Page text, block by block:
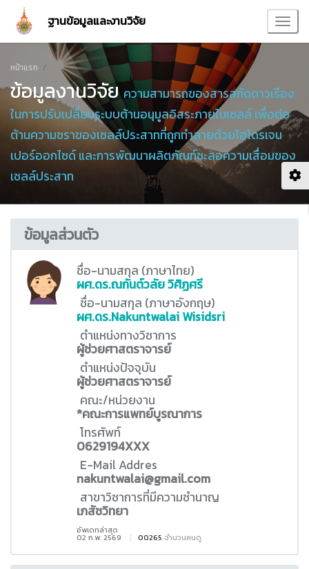
ฐานข้อมูลและงานวิจัย
หน้าแรก
ข้อมูลงานวิจัยความสามารถของสารสกัดดาวเรือง
ในการปรับเปลี่ยนระบบต้านอนุมูลอิสระภายในเซลล์ เพื่อต่อ
ต้านความชราของเซลล์ประสาทที่ถูกทำลายด้วยไฮโดรเจน
เปอร์ออกไซด์ และการพัฒนาผลิตภัณฑ์ชะลอความเสื่อมของ
เซลล์ประสาท
ข้อมูลส่วนตัว
ชื่อ-นามสกุล (ภาษาไทย)
ผศ.ดร.ณกันต์วลัย วิศิฏศรี
ชื่อ-นามสกุล (ภาษาอังกฤษ)
ผศ.ดร.Nakuntwalai Wisidsri
ตำแหน่งทางวิชาการ
ผู้ช่วยศาสตราจารย์
ตำแหน่งปัจจุบัน
ผู้ช่วยศาสตราจารย์
คณะ/หน่วยงาน
*คณะการแพทย์บูรณาการ
โทรศัพท์
0629194XXX
E-Mail Addres
nakuntwalai@gmail.com
สาขาวิชาการที่มีความชำนาญ
เภสัชวิทยา
อัพเดทล่าสุด
02 ก.พ. 2569 00265 จำนวนคนดู